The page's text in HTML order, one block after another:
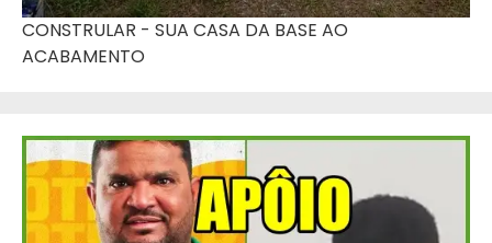
CONSTRULAR - SUA CASA DA BASE AO
ACABAMENTO